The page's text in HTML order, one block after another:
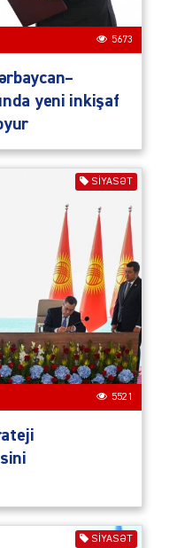
5673
yeni inkişaf
SIYASƏT
5521
SIYASƏT